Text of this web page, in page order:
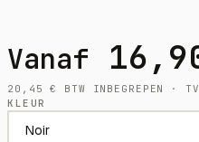
Vanaf
20,45€
BTW INBEGREPEN ·
KLEUR